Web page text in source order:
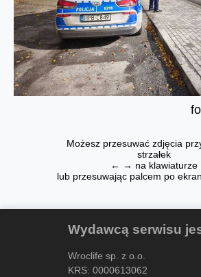
Możesz przesuwać zdjęcia
strzałek
← → na klawiaturze
lub przesuwając palcem po
Wydawcą serwisu
Wroclife sp. z o.o.
KRS: 0000613062